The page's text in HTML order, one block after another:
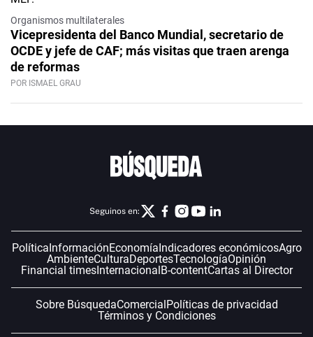
Organismos multilaterales
Vicepresidenta del Banco Mundial, secretario de
OCDE y jefe de CAF; más visitas que traen arenga
de reformas
POR ISMAEL GRAU
Seguinos en:
PolíticaInformaciónEconomíaIndicadores económicosAgro
AmbienteCulturaDeportesTecnologíaOpinión
Financial timesInternacionalB-contentCartas al Director
Sobre BúsquedaComercialPolíticas de privacidad
Términos y Condiciones